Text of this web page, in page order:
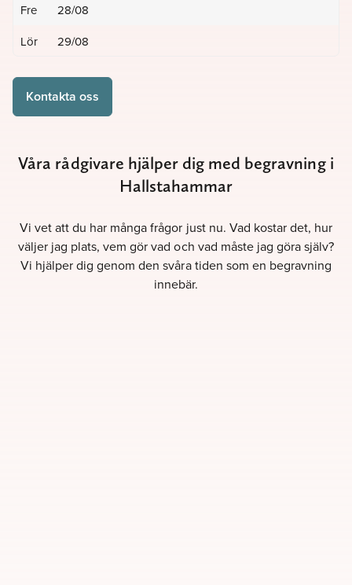
Fre
28/08
Lör
29/08
Kontakta oss
Våra rådgivare hjälper dig med begravning i
Hallstahammar
Vi vet att du har många frågor just nu. Vad kostar det, hur
väljer jag plats, vem gör vad och vad måste jag göra själv?
Vi hjälper dig genom den svåra tiden som en begravning
innebär.